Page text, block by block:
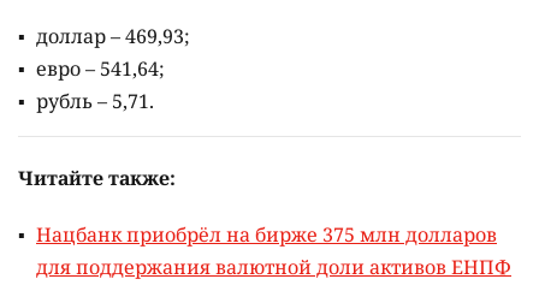
доллар – 469,93;
евро – 541,64;
рубль – 5,71.
Читайте также:
Нацбанк приобрёл на бирже 375 млн долларов
для поддержания валютной доли активов ЕНПФ